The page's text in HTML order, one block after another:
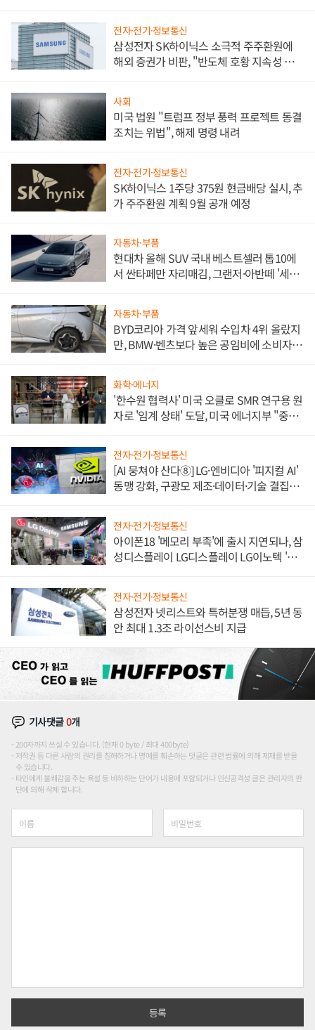
전자·전기·정보통신
삼성전자 SK하이닉스 소극적 주주환원에
해외 증권가 비판, "반도체 호황 지속성 의
사회
미국 법원 "트럼프 정부 풍력 프로젝트 동결
조치는 위법", 해제 명령 내려
전자·전기·정보통신
SK하이닉스 1주당 375원 현금배당 실시, 추
가 주주환원 계획 9월 공개 예정
자동차·부품
현대차 올해 SUV 국내 베스트셀러 톱10에
서 싼타페만 자리매김, 그랜저·아반떼 '세단
자동차·부품
BYD코리아 가격 앞세워 수입차 4위 올랐지
만, BMW·벤츠보다 높은 공임비에 소비자
화학·에너지
'한수원 협력사' 미국 오클로 SMR 연구용 원
자로 '임계 상태' 도달, 미국 에너지부 "중요
전자·전기·정보통신
[AI 뭉쳐야 산다⑧] LG·엔비디아 '피지컬 AI'
동맹 강화, 구광모 제조·데이터·기술 결집
전자·전기·정보통신
아이폰18 '메모리 부족'에 출시 지연되나, 삼
성디스플레이 LG디스플레이 LG이노텍 '탈
전자·전기·정보통신
삼성전자 넷리스트와 특허분쟁 매듭, 5년 동
안 최대 1.3조 라이선스비 지급
기사댓글0개
200자까지 쓰실 수 있습니다. (현재 0 byte / 최대 400byte)
저작권 등 다른 사람의 권리를 침해하거나 명예를 훼손하는 댓글은 관련 법률에 의해 제재를 받을
수 있습니다.
타인에게 불쾌감을 주는 욕설 등 비하하는 단어가 내용에 포함되거나 인신공격성 글은 관리자의 판
단에 의해 삭제 합니다.